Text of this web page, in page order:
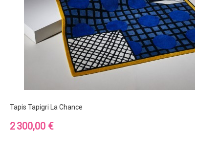
Tapis Tapigri La Chance
Prix
2 300,00 €